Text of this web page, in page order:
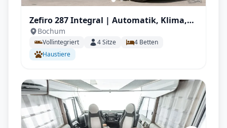
Zefiro 287 Integral | Automatik, Klima,
Solar, Wechselrichter, Autark, TV, AHK mit
Vollausstattung
Bochum
Vollintegriert 4Sitze 4 Betten
Haustiere